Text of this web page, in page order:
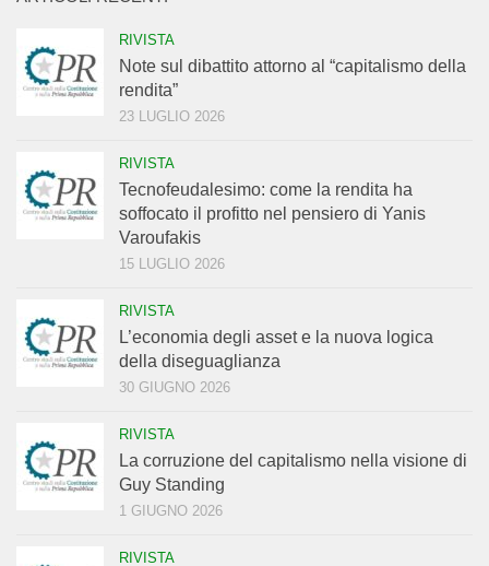
RIVISTA
Note sul dibattito attorno al “capitalismo della
rendita”
23 LUGLIO 2026
RIVISTA
Tecnofeudalesimo: come la rendita ha
soffocato il profitto nel pensiero di Yanis
Varoufakis
15 LUGLIO 2026
RIVISTA
L’economia degli asset e la nuova logica
della diseguaglianza
30 GIUGNO 2026
RIVISTA
La corruzione del capitalismo nella visione di
Guy Standing
1 GIUGNO 2026
RIVISTA